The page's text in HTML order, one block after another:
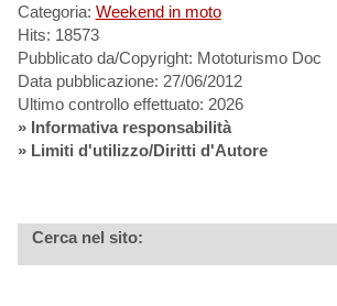
Categoria: Weekend in moto
Hits: 18573
Pubblicato da/Copyright: Mototurismo Doc
Data pubblicazione: 27/06/2012
Ultimo controllo effettuato: 2026
» Informativa responsabilità
» Limiti d'utilizzo/Diritti d'Autore
Cerca nel sito: